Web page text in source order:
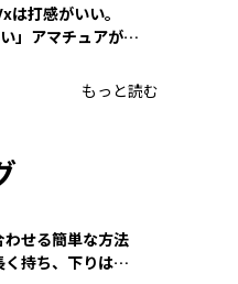
は打感がいい。
」アマチュアが選
もっと読む
せる簡単な方法
持ち、下りは短